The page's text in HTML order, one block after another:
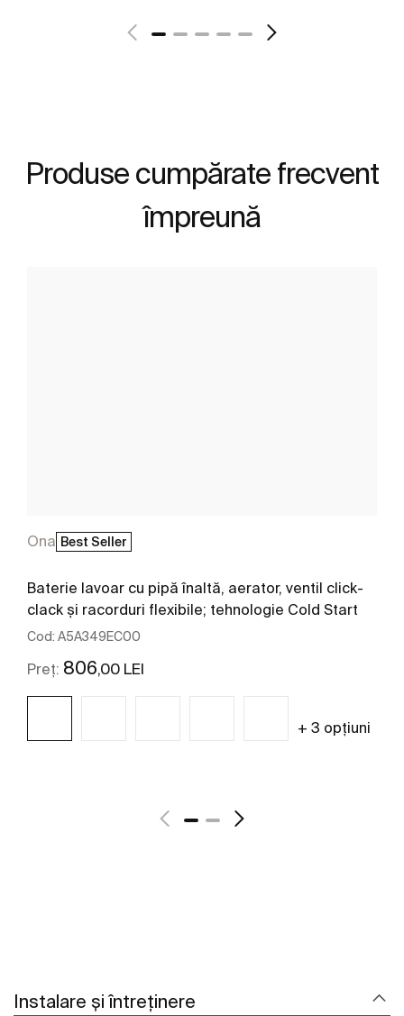
Produse cumpărate frecvent
împreună
Ona Best Seller
Baterie lavoar cu pipă înaltă, aerator, ventil click-
clack și racorduri flexibile; tehnologie Cold Start
Cod: A5A349EC00
Preț: 806,00 LEI
+ 3 opțiuni
Instalare și întreținere